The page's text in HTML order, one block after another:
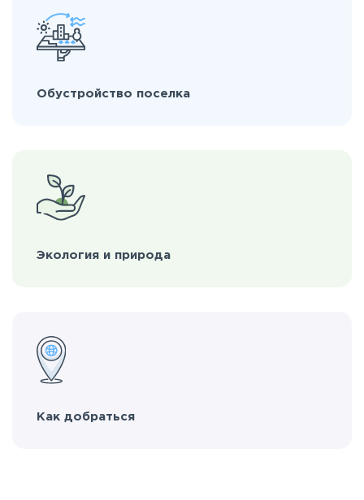
Обустройство поселка
Экология и природа
Как добраться